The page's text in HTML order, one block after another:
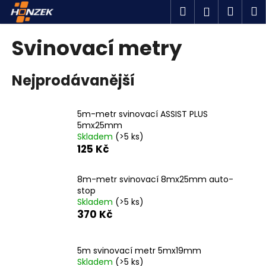
Přejít
obsah
Hledat
Svinovací metry
Nejprodávanější
5m-metr svinovací ASSIST PLUS
5mx25mm
Skladem (>5 ks)
125 Kč
8m-metr svinovací 8mx25mm auto-
stop
Skladem (>5 ks)
370 Kč
5m svinovací metr 5mx19mm
Skladem (>5 ks)
o
o